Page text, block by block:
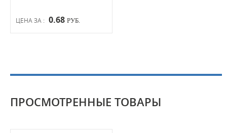
ЦЕНА ЗА : 0.68 РУБ.
ПРОСМОТРЕННЫЕ ТОВАРЫ